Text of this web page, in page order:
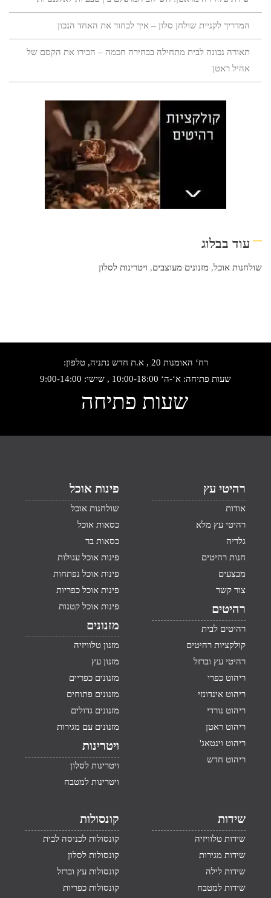
המדריך לקניית שולחן סלון – איך לבחור את האחד הנכון
תאורה נכונה לבית מתחילה בבחירה חכמה – הכירו את הקסם של
אהיל ראטן
עוד בבלוג
שולחנות אוכל, מזנונים מעוצבים, ויטרינות לסלון
רח‘ האומנות 20 , א.ת חדש נתניה, טלפון:
שעות פתיחה: א‘-ה‘ 10:00-18:00 , שישי: 9:00-14:00
שעות פתיחה
רהיטי עץ
אודות
רהיטי עץ מלא
גלריה
חנות רהיטים
מבצעים
צור קשר
רהיטים
רהיטים לבית
קולקציות רהיטים
רהיטי עץ וברזל
ריהוט כפרי
ריהוט אינדונזי
ריהוט נורדי
ריהוט ראטן
ריהוט וינטאג'
ריהוט חדש
פינות אוכל
שולחנות אוכל
כסאות אוכל
כסאות בר
פינות אוכל עגולות
פינות אוכל נפתחות
פינות אוכל כפריות
פינות אוכל קטנות
מזנונים
מזנון טלוויזיה
מזנון עץ
מזנונים כפריים
מזנונים פתוחים
מזנונים גדולים
מזנונים עם מגירות
ויטרינות
ויטרינות לסלון
ויטרינות למטבח
שידות
שידות טלוויזיה
שידות מגירות
שידות לילה
שידות למטבח
קונסולות
קונסולות לכניסה לבית
קונסולות לסלון
קונסולות עץ וברזל
קונסולות כפריות